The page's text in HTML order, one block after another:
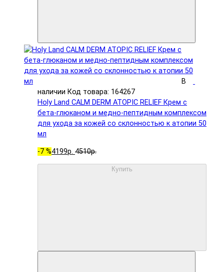
В
наличии Код товара: 164267
Holy Land CALM DERM ATOPIC RELIEF Крем с
бета-глюканом и медно-пептидным комплексом
для ухода за кожей со склонностью к атопии 50
мл
-7 %4199р. 4510р.
Купить